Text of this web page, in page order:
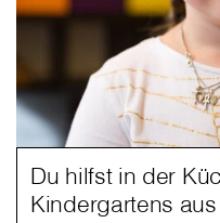
Du hilfst in der
Kindergartens aus